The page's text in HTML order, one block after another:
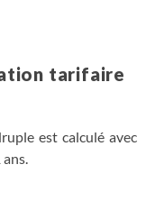
tarifaire
est calculé avec